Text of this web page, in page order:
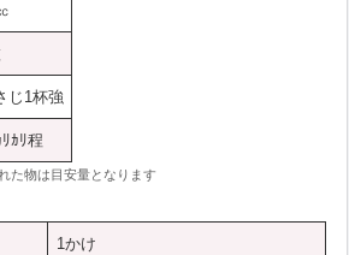
じ1杯強
ｶﾘ程
物は目安量となります
1かけ